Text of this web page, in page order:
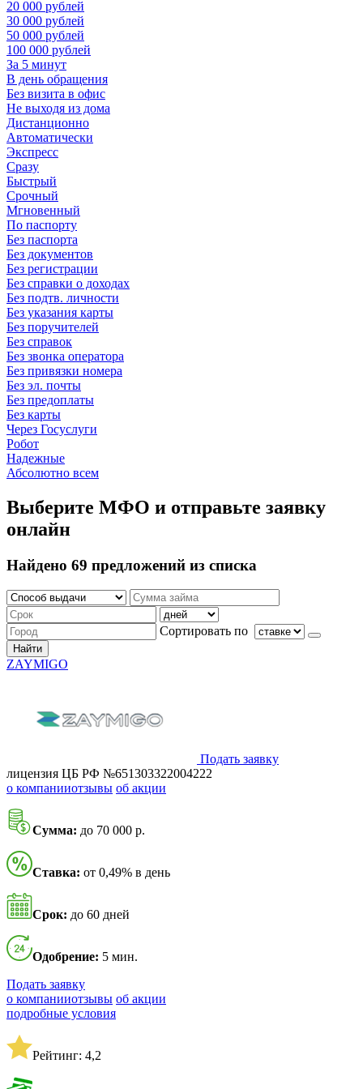
20 000 рублей
30 000 рублей
50 000 рублей
100 000 рублей
За 5 минут
В день обращения
Без визита в офис
Не выходя из дома
Дистанционно
Автоматически
Экспресс
Сразу
Быстрый
Срочный
Мгновенный
По паспорту
Без паспорта
Без документов
Без регистрации
Без справки о доходах
Без подтв. личности
Без указания карты
Без поручителей
Без справок
Без звонка оператора
Без привязки номера
Без эл. почты
Без предоплаты
Без карты
Через Госуслуги
Робот
Надежные
Абсолютно всем
Выберите МФО и отправьте заявку
онлайн
Найдено 69 предложений из списка
Сортировать по
Найти
ZAYMIGO
Подать заявку
лицензия ЦБ РФ №651303322004222
о компанииотзывы об акции
Сумма: до 70 000 р.
Ставка: от 0,49% в день
Срок: до 60 дней
Одобрение: 5 мин.
Подать заявку
о компанииотзывы об акции
подробные условия
Рейтинг: 4,2